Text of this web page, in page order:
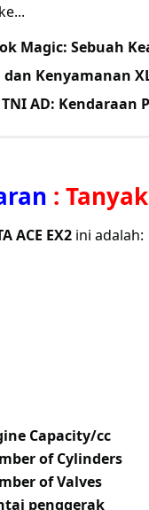
Magic: Sebuah
Kenyamanan
AD:
:
ACE EX2 ini adalah:
Capacity/cc
of Cylinders
of Valves
penggerak